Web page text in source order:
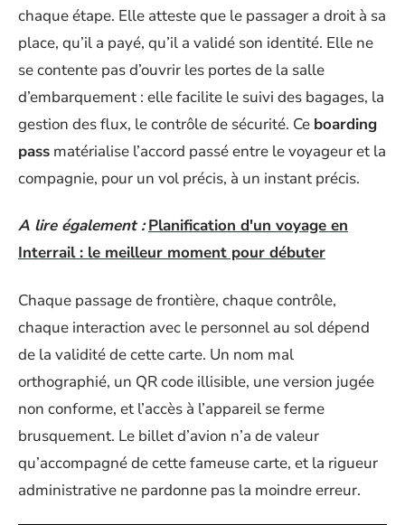
chaque étape. Elle atteste que le passager a droit à sa
place, qu’il a payé, qu’il a validé son identité. Elle ne
se contente pas d’ouvrir les portes de la salle
d’embarquement : elle facilite le suivi des bagages, la
gestion des flux, le contrôle de sécurité. Ce boarding
pass matérialise l’accord passé entre le voyageur et la
compagnie, pour un vol précis, à un instant précis.
A lire également : Planification d'un voyage en
Interrail : le meilleur moment pour débuter
Chaque passage de frontière, chaque contrôle,
chaque interaction avec le personnel au sol dépend
de la validité de cette carte. Un nom mal
orthographié, un QR code illisible, une version jugée
non conforme, et l’accès à l’appareil se ferme
brusquement. Le billet d’avion n’a de valeur
qu’accompagné de cette fameuse carte, et la rigueur
administrative ne pardonne pas la moindre erreur.